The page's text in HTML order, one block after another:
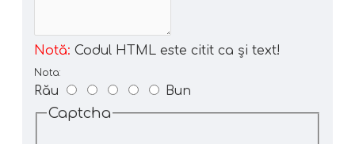
Notă: Codul HTML este citit ca şi text!
Nota:
Rău Bun
Captcha